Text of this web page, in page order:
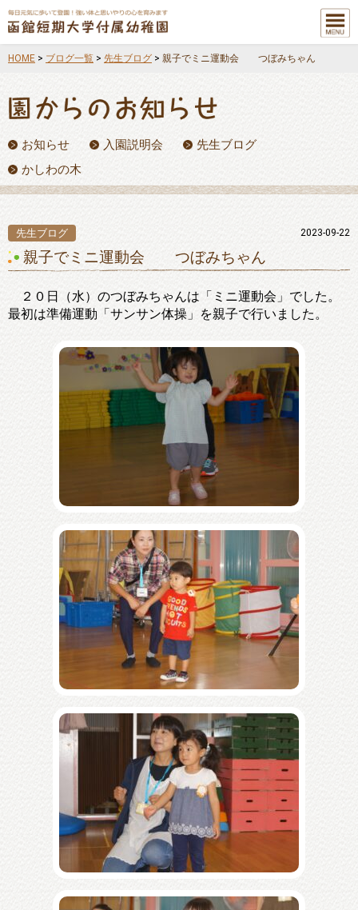
メニュ
HOME > ブログ一覧 > 先生ブログ > 親子でミニ運動会 つぼみちゃん
お知らせ 入園説明会
先生ブログ
かしわの木
先生ブログ 2023-09-22
親子でミニ運動会 つぼみちゃん
２０日（水）のつぼみちゃんは「ミニ運動会」でした。
最初は準備運動「サンサン体操」を親子で行いました。